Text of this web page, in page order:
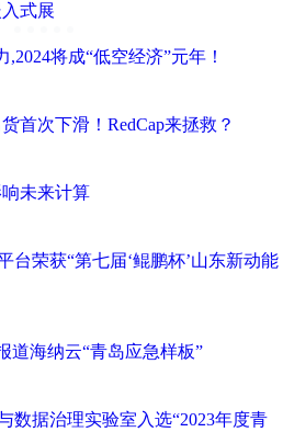
式展
将成“低空经济”元年！
首次下滑！RedCap来拯救？
未来计算
台荣获“第七届‘鲲鹏杯’山东新动能
道海纳云“青岛应急样板”
数据治理实验室入选“2023年度青